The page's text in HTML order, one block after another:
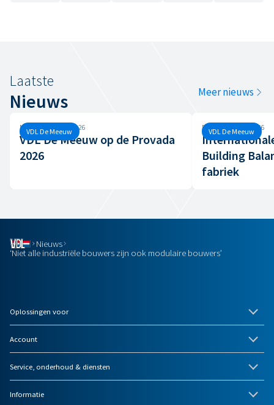
Laatste
Nieuws Meer nieuws
VDL De Meeuw
Maandag, 8 juni, 2026
VDL De Meeuw op de Provada
2026
VDL De Meeuw
Dinsdag, 7 april, 2026
Building
fabriek
Nieuws
‘Niet alle industriële bouwers zijn ook modulaire bouwers’
Oplossingen voor
Account
Service, onderhoud & diensten
Informatie